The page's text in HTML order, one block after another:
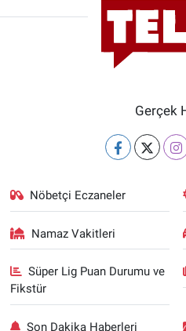
Gerçek
Nöbetçi Eczaneler
Namaz Vakitleri
Süper Lig Puan Durumu ve
Fikstür
Son Dakika Haberleri